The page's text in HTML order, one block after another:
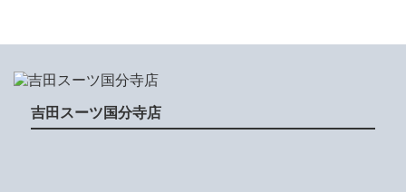
吉田スーツ国分寺店